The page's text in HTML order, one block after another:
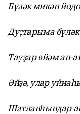
Бүләк микән
Дуҫтарыма бүләк
Тауҙар өйәм ап-
Әйҙә, улар
Шатланһындар